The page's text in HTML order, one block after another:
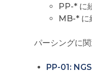
PP-* に
MB-* に
パーシングに
PP-01: